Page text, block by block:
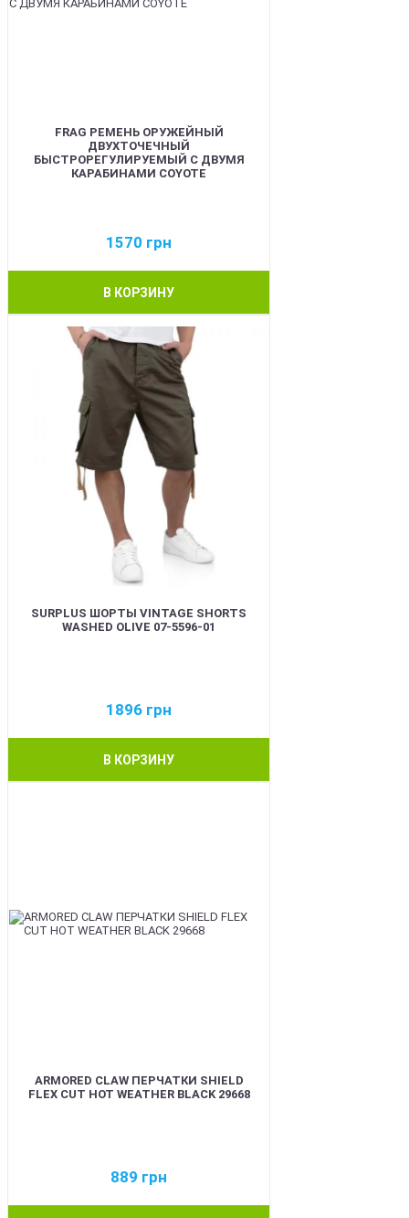
FRAG РЕМЕНЬ ОРУЖЕЙНЫЙ
ДВУХТОЧЕЧНЫЙ
БЫСТРОРЕГУЛИРУЕМЫЙ С ДВУМЯ
КАРАБИНАМИ COYOTE
1570 грн
В КОРЗИНУ
SURPLUS ШОРТЫ VINTAGE SHORTS
WASHED OLIVE 07-5596-01
1896 грн
В КОРЗИНУ
ARMORED CLAW ПЕРЧАТКИ SHIELD
FLEX CUT HOT WEATHER BLACK 29668
889 грн